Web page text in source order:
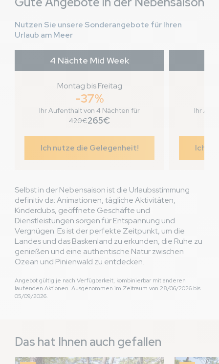
Nutzen Sie unsere Sonderangebote für Ihren
Urlaub am Meer
4 Nächte Mid Week
Montag bis Freitag
-37%
Ihr Aufenthalt von 4 Nächten für
420€265€
Ich nutze die Gelegenheit!
Ihr
Ich
Selbst in der Nebensaison ist die Urlaubsstimmung
definitiv da: Animationen, tägliche Aktivitäten,
Kinderclubs, geöffnete Geschäfte und
Dienstleistungen sorgen für Entspannung und
Vergnügen. Es ist der perfekte Zeitpunkt, um die
Landes und das Baskenland zu erkunden, die Ruhe zu
genießen und eine authentische Natur zwischen
Ozean und Pinienwald zu entdecken.
Angebot gültig je nach Verfügbarkeit, kombinierbar mit anderen
laufenden Aktionen. Ausgenommen im Zeitraum von 28/06/2026 bis
05/09/2026.
Das hat Ihnen auch gefallen